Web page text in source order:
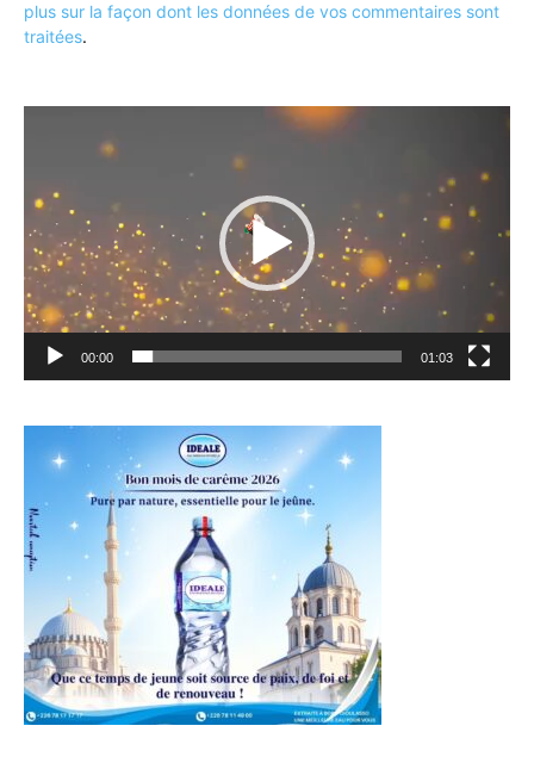
plus sur la façon dont les données de vos commentaires sont
traitées.
00:00 01:03